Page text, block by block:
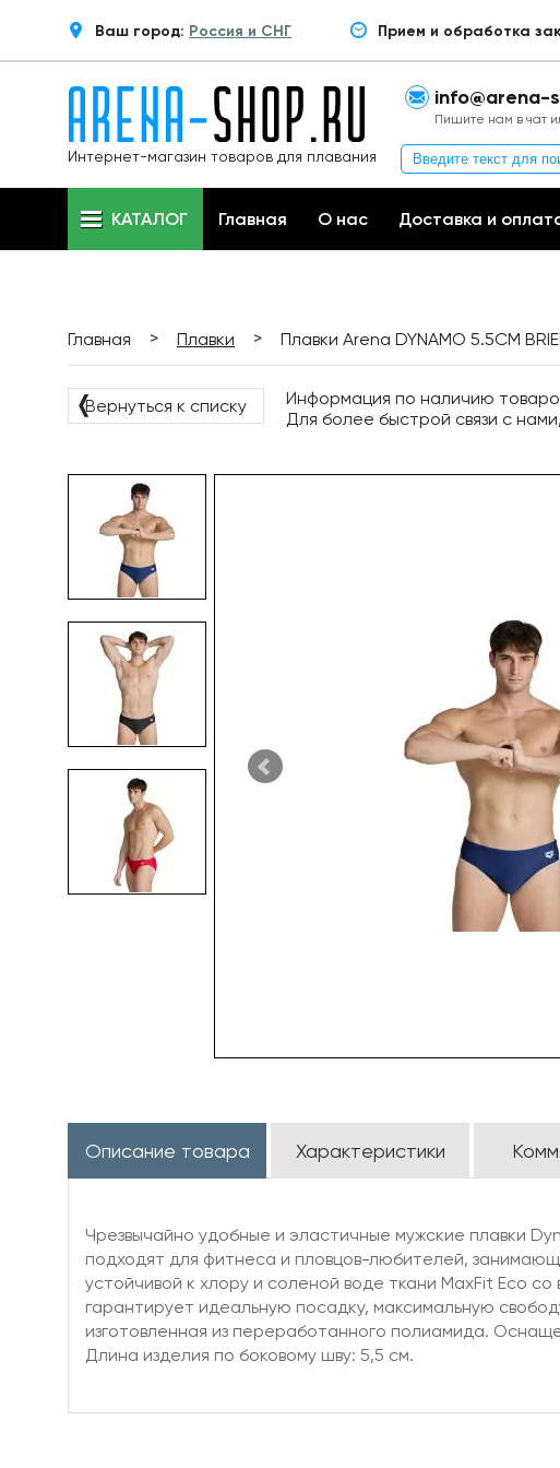
Ваш город: Россия и СНГ Прием и обработка
Интернет-магазин товаров для плавания
info@arena-
Пишите нам в чат
КАТАЛОГ Главная О нас Доставка и
Главная > Плавки > Плавки Arena DYNAMO 5.5CM
❬Вернуться к списку
Информация по наличию
Для более быстрой связи с
Описание товара Характеристики
Чрезвычайно удобные и эластичные мужские плавки
подходят для фитнеса и пловцов-любителей,
устойчивой к хлору и соленой воде ткани MaxFit Eco
гарантирует идеальную посадку, максимальную
изготовленная из переработанного полиамида.
Длина изделия по боковому шву: 5,5 см.